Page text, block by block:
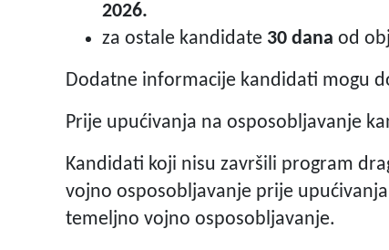
2026.
za ostale kandidate 30 dana od
Dodatne informacije kandidati mogu
Prije upućivanja na osposobljavanje
Kandidati koji nisu završili program
vojno osposobljavanje prije
temeljno vojno osposobljavanje.